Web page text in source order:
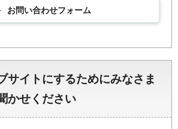
お問い合わせフォーム
サイトにするためにみなさま
かせください